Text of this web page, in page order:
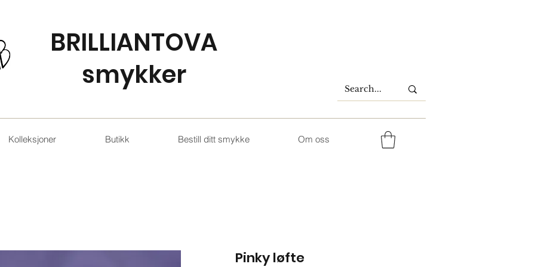
BRILLIANTOVA
smykker
Kolleksjoner Butikk Bestill ditt smykke Om oss
Pinky løfte